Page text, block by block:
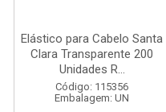
Elástico para Cabelo Santa
Clara Transparente 200
Unidades R...
Código: 115356
Embalagem: UN